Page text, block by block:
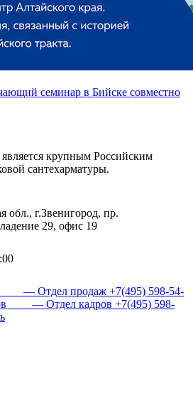
семинар в Бийске совместно
крупным Российским
сантехарматуры.
обл., г.Звенигород, пр.
29, офис 19
— Отдел продаж +7(495) 598-54-
— Отдел кадров +7(495) 598-